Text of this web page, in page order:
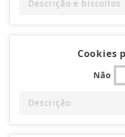
Descrição e biscoitos
Cookies
Não
Descrição